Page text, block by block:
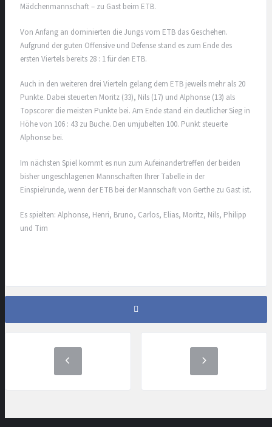
Mädchenmannschaft – zu Gast beim ETB.
Von Anfang an dominierten die Jungs vom ETB das Geschehen.
Aufgrund der guten Offensive und Defense stand es zum Ende des
ersten Viertels bereits 28 : 1 für den ETB.
Auch in den weiteren drei Vierteln gelang dem ETB jeweils mehr als 20
Punkte. Dabei steuerten Moritz (33), Nils (17) und Alphonse (13) als
Topscorer die meisten Punkte bei. Am Ende stand ein deutlicher Sieg in
Höhe von 106 : 43 zu Buche. Den umjubelten 100. Punkt steuerte
Alphonse bei.
Im nächsten Spiel kommt es nun zum Aufeinandertreffen der beiden
bisher ungeschlagenen Mannschaften Ihrer Tabelle in der
Einspielrunde, wenn der ETB bei der Mannschaft von Gerthe zu Gast ist.
Es spielten: Alphonse, Henri, Bruno, Carlos, Elias, Moritz, Nils, Philipp
und Tim